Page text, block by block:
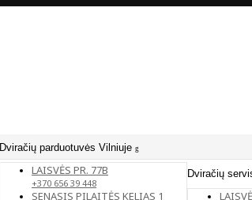
Dviračių parduotuvės Vilniuje
LAISVĖS PR. 77B
+370 656 39 448
SENASIS PILAITĖS KELIAS 1
Dviračių